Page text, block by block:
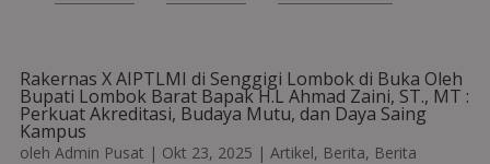
Rakernas X AIPTLMI di Senggigi Lombok di Buka Oleh
Bupati Lombok Barat Bapak H.L Ahmad Zaini, ST., MT :
Perkuat Akreditasi, Budaya Mutu, dan Daya Saing
Kampus
oleh Admin Pusat | Okt 23, 2025 | Artikel, Berita, Berita